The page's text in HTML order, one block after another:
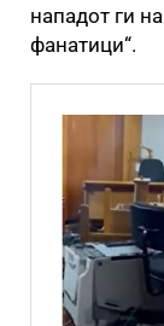
нападот ги
фанатици“.